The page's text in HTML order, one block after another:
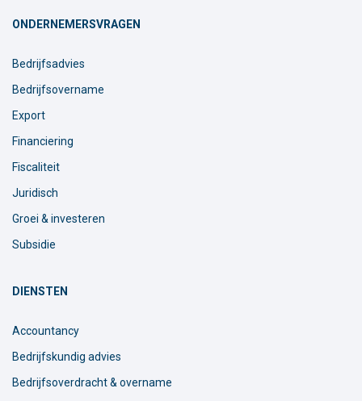
ONDERNEMERSVRAGEN
Bedrijfsadvies
Bedrijfsovername
Export
Financiering
Fiscaliteit
Juridisch
Groei & investeren
Subsidie
DIENSTEN
Accountancy
Bedrijfskundig advies
Bedrijfsoverdracht & overname